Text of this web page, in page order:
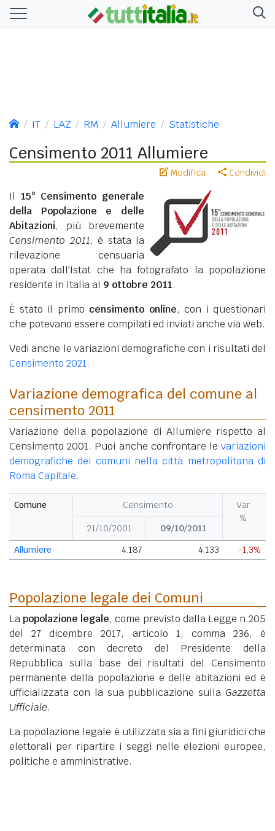
IT LAZ RM Allumiere Statistiche
Censimento 2011 Allumiere
Modifica Condividi
Il 15° Censimento generale
della Popolazione e delle
Abitazioni, più brevemente
Censimento 2011, è stata la
rilevazione censuaria
operata dall'Istat che ha fotografato la popolazione
residente in Italia al 9 ottobre 2011.
È stato il primo censimento online, con i questionari
che potevano essere compilati ed inviati anche via web.
Vedi anche le variazioni demografiche con i risultati del
Censimento 2021.
Variazione demografica del comune al
censimento 2011
Variazione della popolazione di Allumiere rispetto al
Censimento 2001. Puoi anche confrontare le variazioni
demografiche dei comuni nella città metropolitana di
Roma Capitale.
Comune Censimento
Var
%
21/10/2001
09/10/2011
Allumiere
4.187 4.133 -1,3%
Popolazione legale dei Comuni
Lapopolazione legale, come previsto dalla Legge n.205
del 27 dicembre 2017, articolo 1, comma 236, è
determinata con decreto del Presidente della
Repubblica sulla base dei risultati del Censimento
permanente della popolazione e delle abitazioni ed è
ufficializzata con la sua pubblicazione sulla Gazzetta
Ufficiale.
La popolazione legale è utilizzata sia a fini giuridici che
elettorali per ripartire i seggi nelle elezioni europee,
politiche e amministrative.